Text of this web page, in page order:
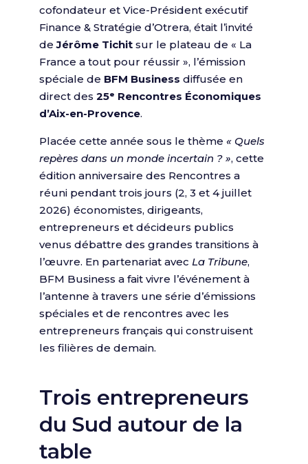
cofondateur et Vice-Président exécutif
Finance & Stratégie d’Otrera, était l’invité
deJérôme Tichit sur le plateau de « La
France a tout pour réussir », l’émission
spéciale de BFM Business diffusée en
direct des25ᵉ Rencontres Économiques
d’Aix-en-Provence.
Placée cette année sous le thème « Quels
repères dans un monde incertain ? », cette
édition anniversaire des Rencontres a
réuni pendant trois jours (2, 3 et 4 juillet
2026) économistes, dirigeants,
entrepreneurs et décideurs publics
venus débattre des grandes transitions à
l’œuvre. En partenariat avecLa Tribune,
BFM Business a fait vivre l’événement à
l’antenne à travers une série d’émissions
spéciales et de rencontres avec les
entrepreneurs français qui construisent
les filières de demain.
Trois entrepreneurs
du Sud autour de la
table